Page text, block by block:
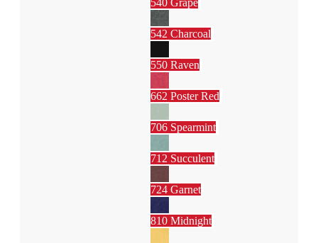
540 Grape
542 Charcoal
550 Raven
662 Poster Red
706 Spearmint
712 Succulent
724 Garnet
810 Midnight